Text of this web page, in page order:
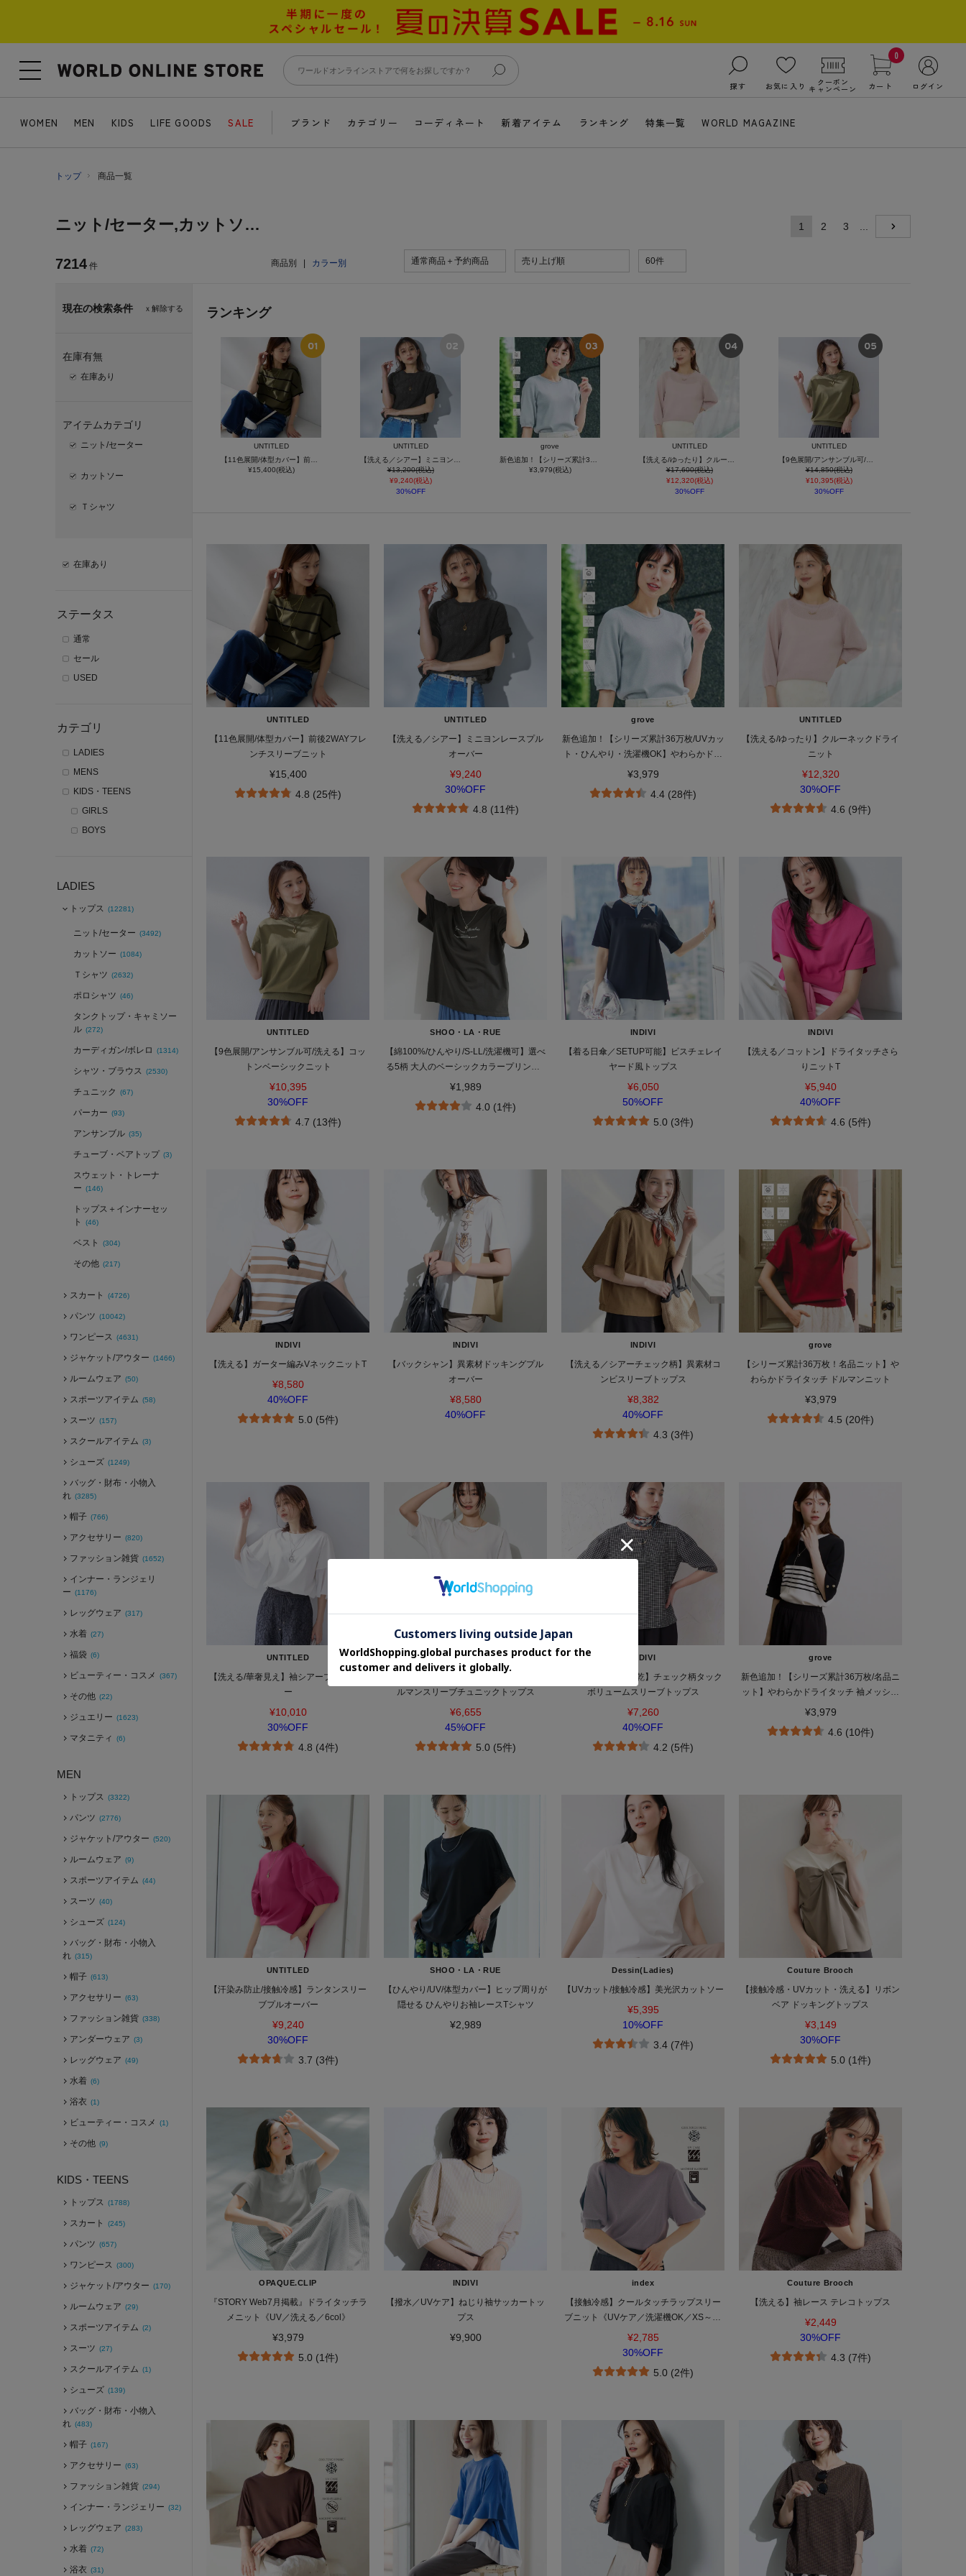
探す お気に入り クーポン
キャンペーン
0
カート ログイン
WOMEN MEN KIDS LIFE GOODS SALE ブランド カテゴリー コーディネート 新着アイテム ランキング 特集一覧 WORLD MAGAZINE
トップ 商品一覧
ニット/セーター,カットソー,Ｔシャツ
7214 件 商品別 カラー別 通常商品＋予約商品 売り上げ順 60件
1 2 3
ｘ解除する
現在の検索条件
在庫有無
在庫あり
アイテムカテゴリ
ニット/セーター
カットソー
Ｔシャツ
在庫あり
ステータス
通常
セール
USED
カテゴリ
LADIES
MENS
KIDS・TEENS
GIRLS
BOYS
LADIES
トップス (12281)
ニット/セーター (3492)
カットソー (1084)
Ｔシャツ (2632)
ポロシャツ (46)
タンクトップ・キャミソー
ル (272)
カーディガン/ボレロ (1314)
シャツ・ブラウス (2530)
チュニック (67)
パーカー (93)
アンサンブル (35)
チューブ・ベアトップ (3)
スウェット・トレーナ
ー (146)
トップス＋インナーセッ
ト
(46)
ベスト (304)
その他 (217)
スカート (4726)
パンツ (10042)
ワンピース (4631)
ジャケット/アウター (1466)
ルームウェア (50)
スポーツアイテム (58)
スーツ (157)
スクールアイテム (3)
シューズ (1249)
バッグ・財布・小物入
れ (3285)
帽子 (766)
アクセサリー (820)
ファッション雑貨 (1652)
インナー・ランジェリ
ー (1176)
レッグウェア (317)
水着 (27)
福袋 (6)
ビューティー・コスメ (367)
その他 (22)
ジュエリー (1623)
マタニティ (6)
MEN
トップス (3322)
パンツ (2776)
ジャケット/アウター (520)
ルームウェア (9)
スポーツアイテム (44)
スーツ (40)
シューズ (124)
バッグ・財布・小物入
れ (315)
帽子 (613)
アクセサリー (63)
ファッション雑貨 (338)
アンダーウェア (3)
レッグウェア (49)
水着 (6)
浴衣 (1)
ビューティー・コスメ (1)
その他 (9)
KIDS・TEENS
トップス (1788)
スカート (245)
パンツ (657)
ワンピース (300)
ジャケット/アウター (170)
ルームウェア (29)
スポーツアイテム (2)
スーツ (27)
スクールアイテム (1)
シューズ (139)
バッグ・財布・小物入
れ (483)
帽子 (167)
アクセサリー (63)
ファッション雑貨 (294)
インナー・ランジェリー (32)
レッグウェア (283)
水着 (72)
浴衣 (31)
ランキング
UNTITLED
¥15,400(税込)
UNTITLED
¥13,200(税込)
¥9,240(税込)
30%OFF
grove
¥3,979(税込)
UNTITLED
¥17,600(税込)
¥12,320(税込)
30%OFF
UNTITLED
¥14,850(税込)
¥10,395(税込)
30%OFF
UNTITLED
【11色展開/体型カバー】前後2WAYフレ
ンチスリーブニット
¥15,400
4.8 (25件)
UNTITLED
【洗える／シアー】ミニヨンレースプル
オーバー
¥9,240
30%OFF
4.8 (11件)
grove
新色追加！【シリーズ累計36万枚/UVカッ
ト・ひんやり・洗濯機OK】やわらかドラ
イタッチ 五分袖ニット
¥3,979
4.4 (28件)
UNTITLED
【洗える/ゆったり】クルーネックドライ
ニット
¥12,320
30%OFF
4.6 (9件)
UNTITLED
【9色展開/アンサンブル可/洗える】コッ
トンベーシックニット
¥10,395
30%OFF
4.7 (13件)
SHOO・LA・RUE
【綿100%/ひんやり/S-LL/洗濯機可】選べ
る5柄 大人のベーシックカラープリントT
シャツ
¥1,989
4.0 (1件)
INDIVI
【着る日傘／SETUP可能】ビスチェレイ
ヤード風トップス
¥6,050
50%OFF
5.0 (3件)
INDIVI
【洗える／コットン】ドライタッチさら
りニットT
¥5,940
40%OFF
4.6 (5件)
INDIVI
【洗える】ガーター編みVネックニットT
¥8,580
40%OFF
5.0 (5件)
INDIVI
【バックシャン】異素材ドッキングプル
オーバー
¥8,580
40%OFF
INDIVI
【洗える／シアーチェック柄】異素材コ
ンビスリーブトップス
¥8,382
40%OFF
4.3 (3件)
grove
【シリーズ累計36万枚！名品ニット】や
わらかドライタッチ ドルマンニット
¥3,979
4.5 (20件)
UNTITLED
【洗える/華奢見え】袖シアープルオーバ
ー
¥10,010
30%OFF
4.8 (4件)
INDIVI
ルマンスリーブチュニックトップス
¥6,655
45%OFF
5.0 (5件)
INDIVI
【UVケア／吸汗速乾】チェック柄タック
ボリュームスリーブトップス
¥7,260
40%OFF
4.2 (5件)
grove
新色追加！【シリーズ累計36万枚/名品ニ
ット】やわらかドライタッチ 袖メッシュ
編みニット
¥3,979
4.6 (10件)
UNTITLED
【汗染み防止/接触冷感】ランタンスリー
ブプルオーバー
¥9,240
30%OFF
3.7 (3件)
SHOO・LA・RUE
【ひんやり/UV/体型カバー】ヒップ周りが
隠せる ひんやりお袖レースTシャツ
¥2,989
Dessin(Ladies)
【UVカット/接触冷感】美光沢カットソー
¥5,395
10%OFF
3.4 (7件)
Couture Brooch
【接触冷感・UVカット・洗える】リボン
ベア ドッキングトップス
¥3,149
30%OFF
5.0 (1件)
OPAQUE.CLIP
『STORY Web7月掲載』ドライタッチラ
メニット《UV／洗える／6col》
¥3,979
5.0 (1件)
INDIVI
【撥水／UVケア】ねじり袖サッカートッ
プス
¥9,900
index
【接触冷感】クールタッチラップスリー
ブニット《UVケア／洗濯機OK／XS～3L
／9col》
¥2,785
30%OFF
5.0 (2件)
Couture Brooch
【洗える】袖レース テレコトップス
¥2,449
30%OFF
4.3 (7件)